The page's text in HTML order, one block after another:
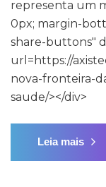
representa um
0px; margin-
share-buttons"
url=https://
nova-fronteira-
saude/></div>
Leia mais